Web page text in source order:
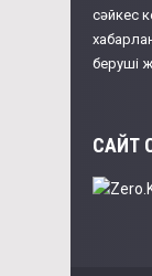
сәйкес
беруші
САЙТ